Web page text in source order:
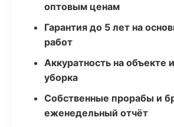
оптовым ценам
Гарантия до 5 лет на
работ
Аккуратность на объекте
уборка
Собственные прорабы и
еженедельный отчёт